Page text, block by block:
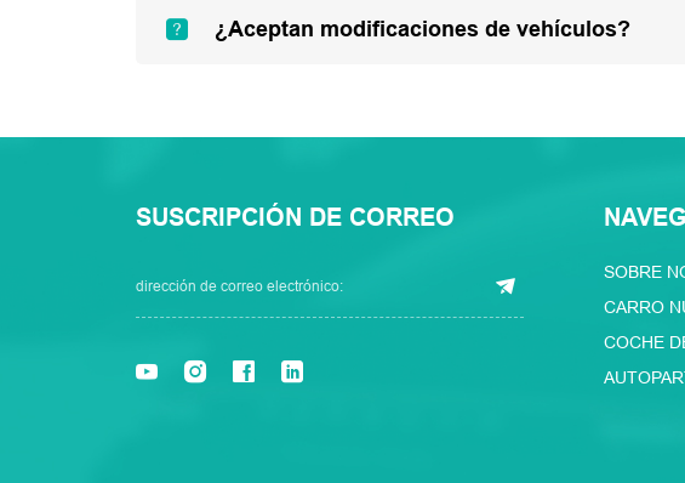
¿Aceptan modificaciones de vehículos?
SUSCRIPCIÓN DE CORREO
SOBRE
CARRO
COCHE